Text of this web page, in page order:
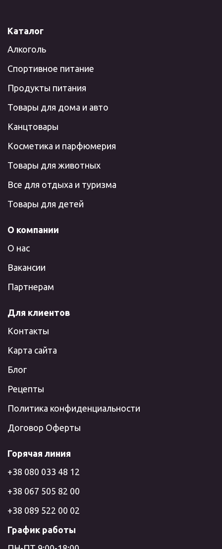
Каталог
Алкоголь
Спортивное питание
Продукты питания
Товары для дома и авто
Канцтовары
Косметика и парфюмерия
Товары для животных
Все для отдыха и туризма
Товары для детей
О компании
О нас
Вакансии
Партнерам
Для клиентов
Контакты
Карта сайта
Блог
Рецепты
Политика конфиденциальности
Договор Оферты
Горячая линия
+38 080 033 48 12
+38 067 505 82 00
+38 089 522 00 02
График работы